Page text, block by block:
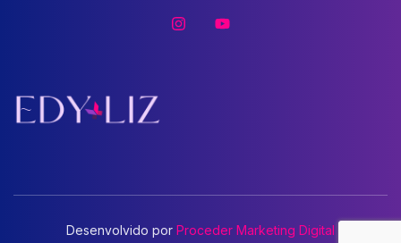
Desenvolvido por Proceder Marketing Digital